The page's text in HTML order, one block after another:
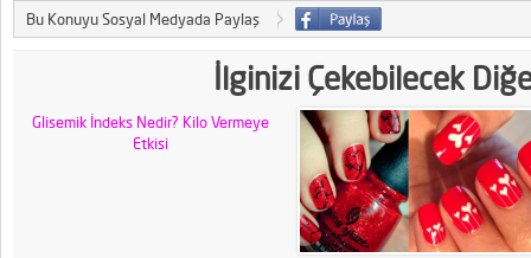
Bu Konuyu Sosyal Medyada Paylaş
İlginizi Çekebilecek
Glisemik İndeks Nedir? Kilo Vermeye
Etkisi